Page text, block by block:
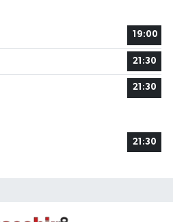
19:00
21:30
21:30
21:30